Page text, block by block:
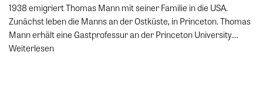
1938 emigriert Thomas Mann mit seiner Familie in die USA.
Zunächst leben die Manns an der Ostküste, in Princeton. Thomas
Mann erhält eine Gastprofessur an der Princeton University.…
Weiterlesen